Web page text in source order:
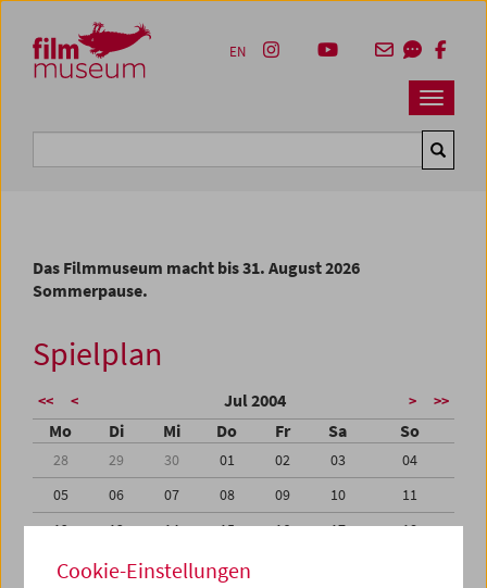
Zum Inhalt
Zum Hauptmenü
Zur Servicenavigation
Zum Suche
Navbar
EN
Das Filmmuseum macht bis 31. August 2026
Sommerpause.
Spielplan
<< < Jul 2004 > >>
Mo Di Mi Do Fr Sa So
28 29 30 01 02 03
04
05
06 07 08 09 10
11
12
13 14 15 16 17
18
19
20 21 22
Cookie-Einstellungen